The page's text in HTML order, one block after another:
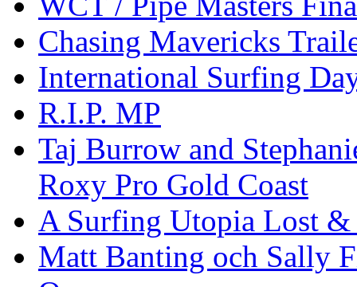
Chasing Mavericks
International Surfing
R.I.P. MP
Taj Burrow and
Roxy Pro Gold Coast
A Surfing Utopia Lost &
Matt Banting och Sally